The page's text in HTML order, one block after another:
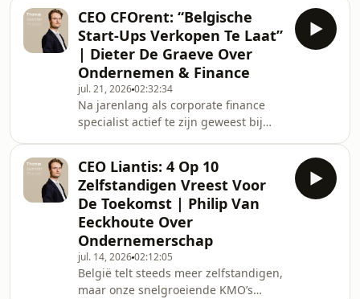
in de pr
vrijheid.Vera Smets zag al als branch
manager bij KBC hoe ondernemers
worstelen met hun cijfers en besloot
dat het anders kon. Vanuit de
overtuiging dat financiële begrippen
voor iedereen begrijpelijk moeten
zijn, richtte Vera in 1995 Finance is
Fun op.Waar veel b
CEO CFOrent: “Belgische
Start-Ups Verkopen Te Laat”
| Dieter De Graeve Over
Ondernemen & Finance
jul. 21, 202602:32:34
Na jarenlang als corporate finance
specialist actief te zijn geweest bij
Midden-Oosten, besloot Dieter De
Graeve de traditionele manier waarop
kmo&#39;s en scale-ups naar hun
cijfers kijken fundamenteel in vraag
te stellen.In de praktijk sturen veel
ondernemers hun bedrijf nog op
basis van de winst- en verliesrekening
die pas weken na
CEO Liantis: 4 Op 10
Zelfstandigen Vreest Voor
De Toekomst | Philip Van
Eeckhoute Over
Ondernemerschap
jul. 14, 202602:12:05
België telt steeds meer zelfstandigen,
maar onze snelgroeiende KMO’s